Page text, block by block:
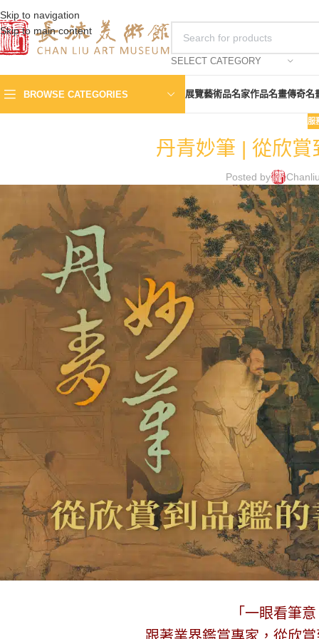
Skip to navigation
Skip to main content
SELECT CATEGORY
BROWSE CATEGORIES 展覽藝術品名家作品名畫傳奇名
服
丹青妙筆 | 從欣
Posted by
「一眼看筆